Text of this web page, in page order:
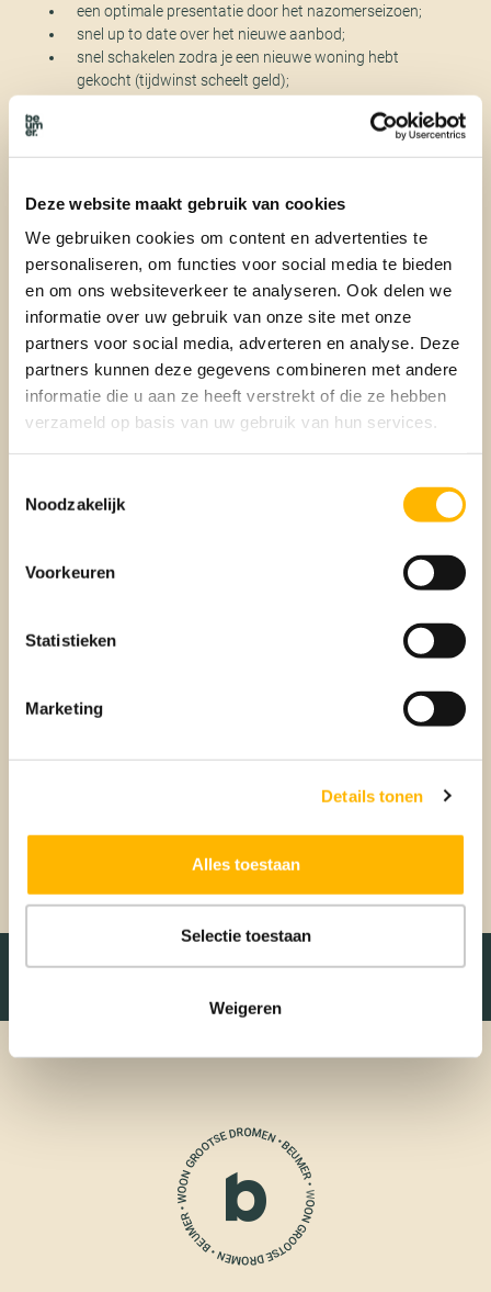
Deze website maakt gebruik van cookies
We gebruiken cookies om content en advertenties te
personaliseren, om functies voor social media te bieden
en om ons websiteverkeer te analyseren. Ook delen we
informatie over uw gebruik van onze site met onze
partners voor social media, adverteren en analyse. Deze
partners kunnen deze gegevens combineren met andere
informatie die u aan ze heeft verstrekt of die ze hebben
verzameld op basis van uw gebruik van hun services.
Noodzakelijk
Voorkeuren
Statistieken
Marketing
Details tonen
Alles toestaan
Selectie toestaan
Weigeren
een optimale presentatie door het nazomerseizoen;
snel up to date over het nieuwe aanbod;
snel schakelen zodra je een nieuwe woning hebt
gekocht (tijdwinst scheelt geld);
direct starten met verkoop en alsnog profiteren van de
Zo werkt het:
1. Maak een afspraak
Neem contact met ons op voor het ‘verkopen onder
voorbehoud van kopen’ pakket. We maken graag een
afspraak met je om alles door te nemen.
2. Wij gaan aan de slag
Als alle voorwaarden duidelijk en akkoord zijn gaan wij voor
Het complete pakket voor de toekomstige verkoop van jouw
Terwijl wij alles klaarzetten heb jij alle tijd om op zoek te
Zodra je jouw nieuwe woning hebt gevonden, schakel je ons
weer in en gaan voor je aan de slag met de verkoop van
jouw huidige woning waarbij we o.a. opnieuw de vraagprijs
checken. Heb je hulp nodig bij het vinden van een nieuwe
woning? Bespreek met ons de mogelijkheden.